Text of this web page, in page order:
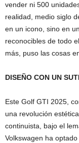
vender ni 500
realidad, medio siglo
en un icono, sino en
reconocibles de todo
más, puso las cosas
DISEÑO CON UN
Este Golf GTI 2025,
una revolución
continuista, bajo el
Volkswagen ha